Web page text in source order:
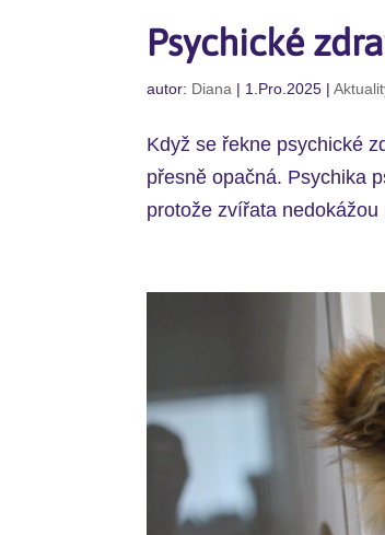
Psychické
autor: Diana | 1.Pro.2025 |
Když se řekne psychické
přesně opačná. Psychika
protože zvířata